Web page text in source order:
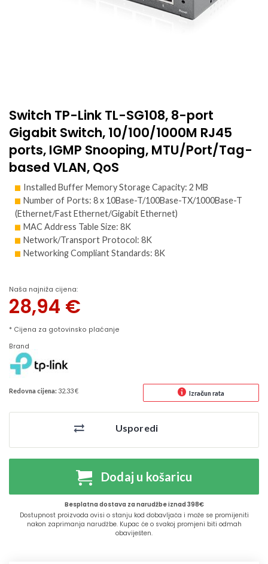
Switch TP-Link TL-SG108, 8-port
Gigabit Switch, 10/100/1000M RJ45
ports, IGMP Snooping, MTU/Port/Tag-
based VLAN, QoS
Installed Buffer Memory Storage Capacity: 2 MB
Number of Ports: 8 x 10Base-T/100Base-TX/1000Base-T
(Ethernet/Fast Ethernet/Gigabit Ethernet)
MAC Address Table Size: 8K
Network/Transport Protocol: 8K
Networking Compliant Standards: 8K
Naša najniža cijena:
28,94 €
* Cijena za gotovinsko plaćanje
Brand
Redovna cijena: 32.33 € Izračun rata
Usporedi
Dodaj u košaricu
Besplatna dostava za narudžbe iznad 398€
Dostupnost proizvoda ovisi o stanju kod dobavljača i može se promijeniti
nakon zaprimanja narudžbe. Kupac će o svakoj promjeni biti odmah
obaviješten.